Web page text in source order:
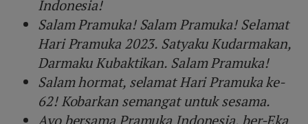
Indonesia!
Salam Pramuka! Salam Pramuka! Selamat
Hari Pramuka 2023. Satyaku Kudarmakan,
Darmaku Kubaktikan. Salam Pramuka!
Salam hormat, selamat Hari Pramuka ke-
62! Kobarkan semangat untuk sesama.